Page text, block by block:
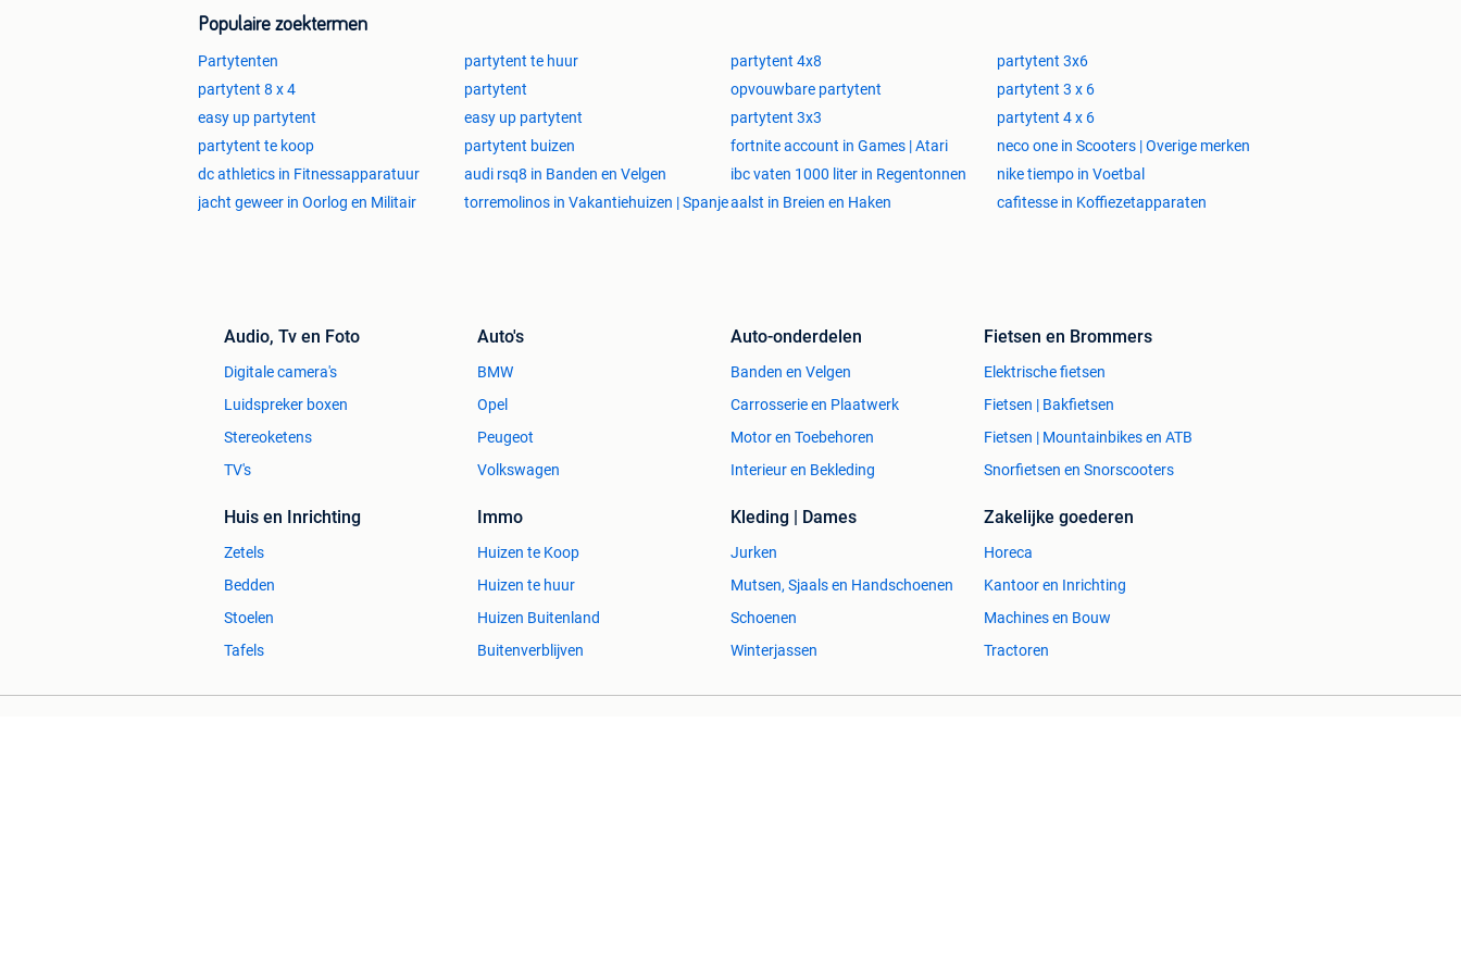
Populaire zoektermen
Partytenten partytent te huur partytent 4x8
partytent 3x6
partytent 8 x 4
partytent opvouwbare partytent
partytent 3 x 6
easy up partytent
easy up partytent partytent 3x3
partytent 4 x 6
partytent te koop
partytent buizen fortnite account in Games | Atari
neco one in Scooters | Overige merken
dc athletics in Fitnessapparatuur
audi rsq8 in Banden en Velgen ibc vaten 1000 liter in Regentonnen
nike tiempo in Voetbal
jacht geweer in Oorlog en Militair
torremolinos in Vakantiehuizen | Spanjeaalst in Breien en Haken cafitesse in Koffiezetapparaten
Audio, Tv en Foto
Digitale camera's
Luidspreker boxen
Stereoketens
TV's
Auto's
BMW
Opel
Peugeot
Volkswagen
Auto-onderdelen
Banden en Velgen
Carrosserie en Plaatwerk
Motor en Toebehoren
Interieur en Bekleding
Fietsen en Brommers
Elektrische fietsen
Fietsen | Bakfietsen
Fietsen | Mountainbikes en ATB
Snorfietsen en Snorscooters
Huis en Inrichting
Zetels
Bedden
Stoelen
Tafels
Immo
Huizen te Koop
Huizen te huur
Huizen Buitenland
Buitenverblijven
Kleding | Dames
Jurken
Mutsen, Sjaals en Handschoenen
Schoenen
Winterjassen
Zakelijke goederen
Horeca
Kantoor en Inrichting
Machines en Bouw
Tractoren